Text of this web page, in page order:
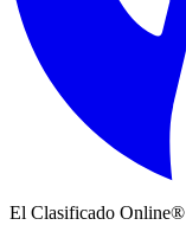
El Clasificado Online®